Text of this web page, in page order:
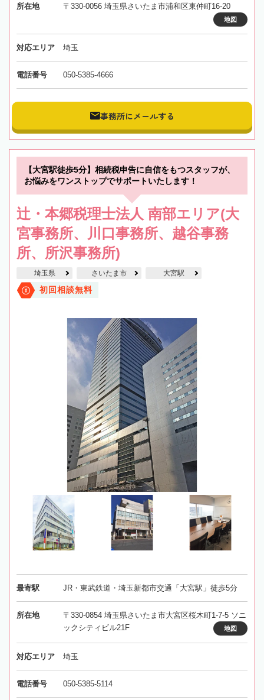
所在地 〒330-0056 埼玉県さいたま市浦和区東仲町16-20
地図
対応エリア 埼玉
電話番号 050-5385-4666
事務所にメールする
【大宮駅徒歩5分】相続税申告に自信をもつスタッフが、
お悩みをワンストップでサポートいたします！
辻・本郷税理士法人 南部エリア(大
宮事務所、川口事務所、越谷事務
所、所沢事務所)
埼玉県 さいたま市 大宮駅
初回相談無料
最寄駅 JR・東武鉄道・埼玉新都市交通「大宮駅」徒歩5分
所在地
〒330-0854 埼玉県さいたま市大宮区桜木町1-7-5 ソニ
ックシティビル21F
地図
対応エリア 埼玉
電話番号 050-5385-5114